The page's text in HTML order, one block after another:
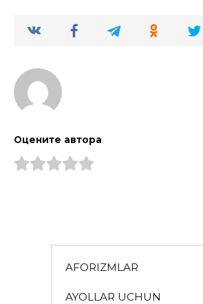
Оцените автора
AFORIZMLAR
AYOLLAR UCHUN